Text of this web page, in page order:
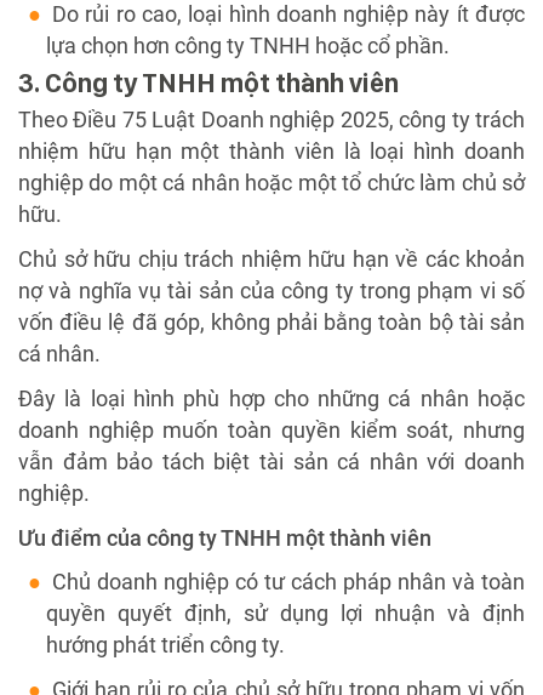
Do rủi ro cao, loại hình doanh nghiệp này ít được
lựa chọn hơn công ty TNHH hoặc cổ phần.
3. Công ty TNHH một thành viên
Theo Điều 75 Luật Doanh nghiệp 2025, công ty trách
nhiệm hữu hạn một thành viên là loại hình doanh
nghiệp do một cá nhân hoặc một tổ chức làm chủ sở
hữu.
Chủ sở hữu chịu trách nhiệm hữu hạn về các khoản
nợ và nghĩa vụ tài sản của công ty trong phạm vi số
vốn điều lệ đã góp, không phải bằng toàn bộ tài sản
cá nhân.
Đây là loại hình phù hợp cho những cá nhân hoặc
doanh nghiệp muốn toàn quyền kiểm soát, nhưng
vẫn đảm bảo tách biệt tài sản cá nhân với doanh
nghiệp.
Ưu điểm của công ty TNHH một thành viên
Chủ doanh nghiệp có tư cách pháp nhân và toàn
quyền quyết định, sử dụng lợi nhuận và định
hướng phát triển công ty.
Giới hạn rủi ro của chủ sở hữu trong phạm vi vốn